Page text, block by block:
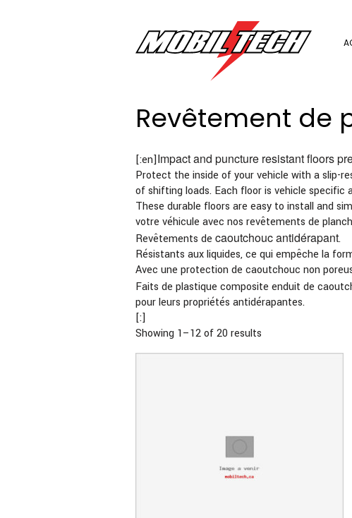
Revêtement de
[:en]Impact and puncture resistant floors
Protect the inside of your vehicle with a slip-
of shifting loads. Each floor is vehicle
These durable floors are easy to install and
votre véhicule avec nos revêtements de
Revêtements de caoutchouc antidérapant.
Résistants aux liquides, ce qui empêche la
Avec une protection de caoutchouc non
Faits de plastique composite enduit de
pour leurs propriétés antidérapantes.
[:]
Showing 1–12 of 20 results